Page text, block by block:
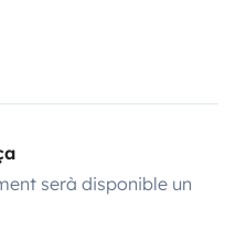
serà disponible un